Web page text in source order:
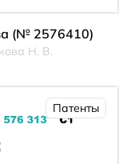
(№ 2576410)
Н. В.
Патенты